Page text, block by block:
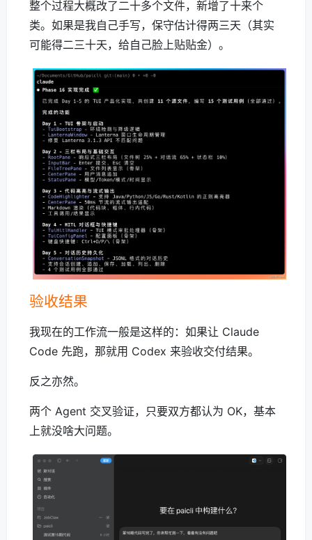
整个过程大概改了二十多个文件，新增了十来个
类。如果是我自己手写，保守估计得两三天（其实
可能得二三十天，给自己脸上贴贴金）。
验收结果
我现在的工作流一般是这样的：如果让 Claude
Code 先跑，那就用 Codex 来验收交付结果。
反之亦然。
两个 Agent 交叉验证，只要双方都认为 OK，基本
上就没啥大问题。